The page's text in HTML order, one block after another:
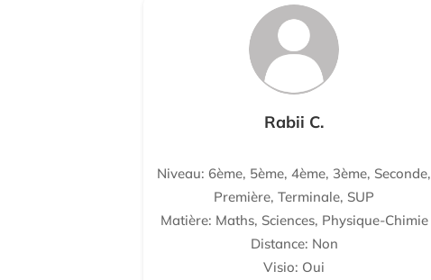
Rabii C.
Niveau: 6ème, 5ème, 4ème, 3ème, Seconde,
Première, Terminale, SUP
Matière: Maths, Sciences, Physique-Chimie
Distance: Non
Visio: Oui